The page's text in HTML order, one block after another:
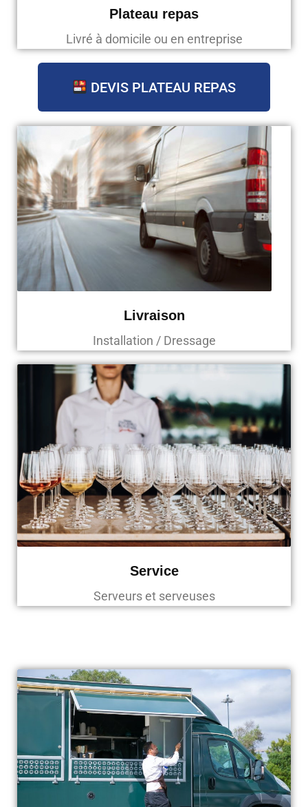
Plateau repas
Livré à domicile ou en entreprise
DEVIS PLATEAU REPAS
Livraison
Installation / Dressage
Service
Serveurs et serveuses